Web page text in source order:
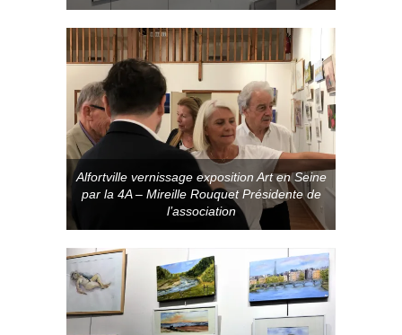
Alfortville vernissage exposition Art en Seine
par la 4A – Mireille Rouquet Présidente de
l’association